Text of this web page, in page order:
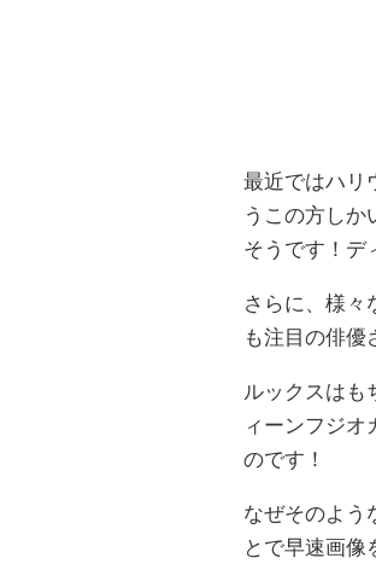
最近ではハリ
うこの方しか
そうです！デ
さらに、様々
も注目の俳優
ルックスはも
ィーンフジオ
のです！
なぜそのよう
とで早速画像